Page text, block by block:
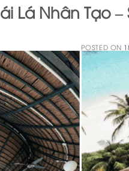
Lá Nhân Tạo
POSTED ON